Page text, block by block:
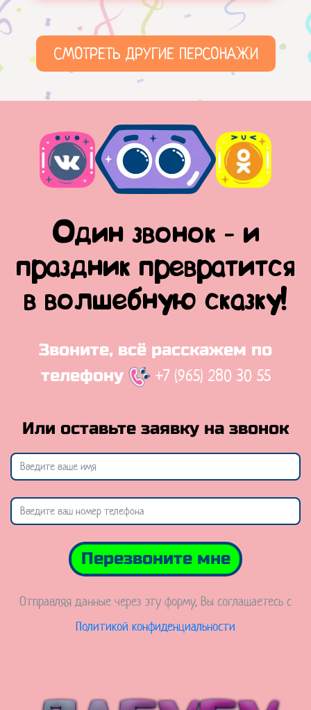
СМОТРЕТЬ ДРУГИЕ ПЕРСОНАЖИ
Один звонок - и
праздник превратится
в волшебную сказку!
Звоните, всё расскажем по
телефону
+7 (965) 280 30 55
Или оставьте заявку на звонок
Перезвоните мне
Отправляя данные через эту форму, Вы соглашаетесь с
Политикой конфиденциальности